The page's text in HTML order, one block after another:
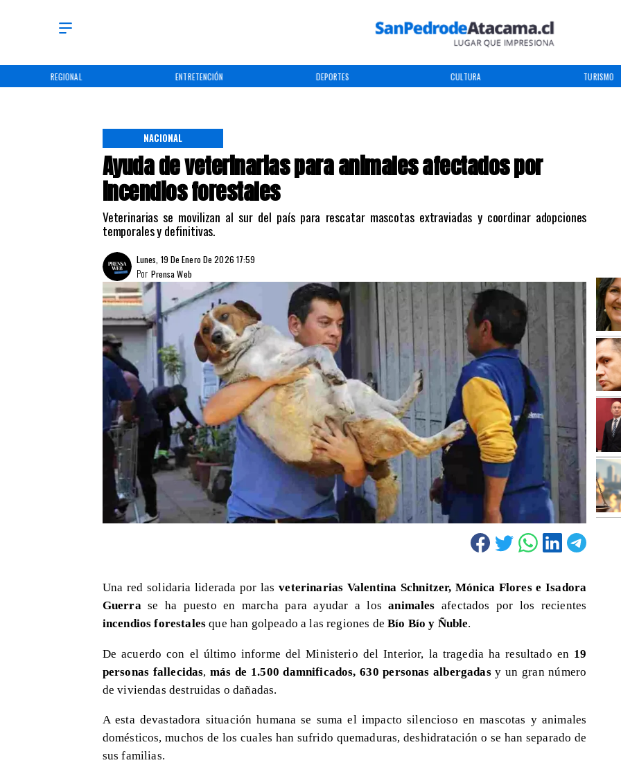
REGIONAL ENTRETENCIÓN DEPORTES CULTURA TURISMO
Ayuda de veterinarias para animales afectados por
incendios forestales
Veterinarias se movilizan al sur del país para rescatar mascotas extraviadas y coordinar adopciones
temporales y definitivas.
NACIONAL
Lunes, 19 De Enero De 2026 17:59
Prensa Web
Por
Una red solidaria liderada por lasveterinarias Valentina Schnitzer, Mónica Flores e Isadora
Guerrase ha puesto en marcha para ayudar a losanimales afectados por los recientes
incendios forestales que han golpeado a las regiones de Bío Bío y Ñuble.
De acuerdo con el último informe del Ministerio del Interior, la tragedia ha resultado en 19
personas fallecidas,más de 1.500 damnificados, 630 personas albergadasy un gran número
de viviendas destruidas o dañadas.
A esta devastadora situación humana se suma el impacto silencioso en mascotas y animales
domésticos, muchos de los cuales han sufrido quemaduras, deshidratación o se han separado de
sus familias.